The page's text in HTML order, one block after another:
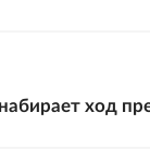
ход